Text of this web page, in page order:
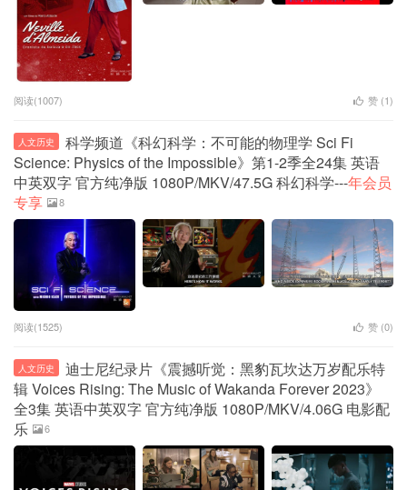
阅读(1007) 赞 (1)
人文历史
科学频道《科幻科学：不可能的物理学 Sci Fi
Science: Physics of the Impossible》第1-2季全24集 英语
中英双字 官方纯净版 1080P/MKV/47.5G 科幻科学---年会员
专享
8
阅读(1525) 赞 (0)
人文历史
迪士尼纪录片《震撼听觉：黑豹瓦坎达万岁配乐特
辑 Voices Rising: The Music of Wakanda Forever 2023》
全3集 英语中英双字 官方纯净版 1080P/MKV/4.06G 电影配
乐
6